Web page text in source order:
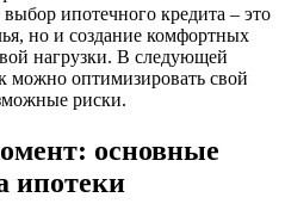
ипотечного кредита – это
но и создание комфортных
нагрузки. В следующей
можно оптимизировать свой
риски.
основные
ипотеки